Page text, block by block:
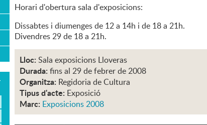
Horari d'obertura sala d'exposicions:
Dissabtes i diumenges de 12 a 14h i de 18 a 21h.
Divendres 29 de 18 a 21h.
Lloc: Sala exposicions Lloveras
Durada: fins al 29 de febrer de 2008
Organitza: Regidoria de Cultura
Tipus d'acte: Exposició
Marc: Exposicions 2008